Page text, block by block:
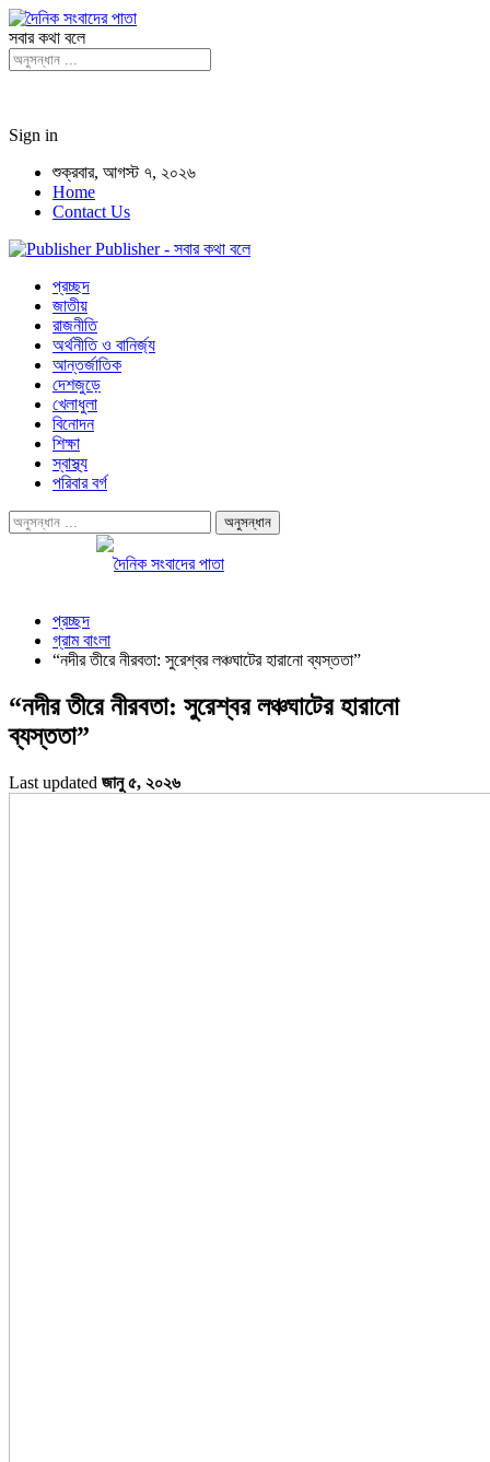
সবার কথা বলে
Sign in
শুক্রবার, আগস্ট ৭, ২০২৬
Home
Contact Us
Publisher - সবার কথা বলে
প্রচ্ছদ
জাতীয়
রাজনীতি
অর্থনীতি ও বানির্জ্য
আন্তর্জাতিক
দেশজুড়ে
খেলাধুলা
বিনোদন
শিক্ষা
স্বাস্থ্য
পরিবার বর্গ
প্রচ্ছদ
গ্রাম বাংলা
“নদীর তীরে নীরবতা: সুরেশ্বর লঞ্চঘাটের হারানো ব্যস্ততা”
“নদীর তীরে নীরবতা: সুরেশ্বর লঞ্চঘাটের হারানো
ব্যস্ততা”
Last updated জানু ৫, ২০২৬